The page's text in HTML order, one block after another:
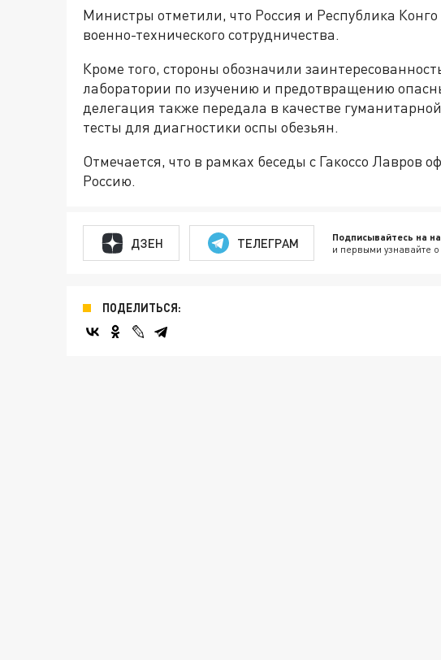
Министры отметили, что Россия и Республика
военно-технического сотрудничества.
Кроме того, стороны обозначили
лаборатории по изучению и предотвращению
делегация также передала в качестве
тесты для диагностики оспы обезьян.
Отмечается, что в рамках беседы с Гакоссо Лавров
Россию.
ДЗЕН ТЕЛЕГРАМ Подписывайтесь на
и первыми узнавайте
ПОДЕЛИТЬСЯ: